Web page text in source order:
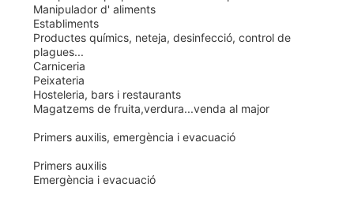
Manipulador d' aliments
Establiments
Productes químics, neteja, desinfecció, control de
plagues...
Carniceria
Peixateria
Hosteleria, bars i restaurants
Magatzems de fruita,verdura...venda al major
Primers auxilis, emergència i evacuació
Primers auxilis
Emergència i evacuació